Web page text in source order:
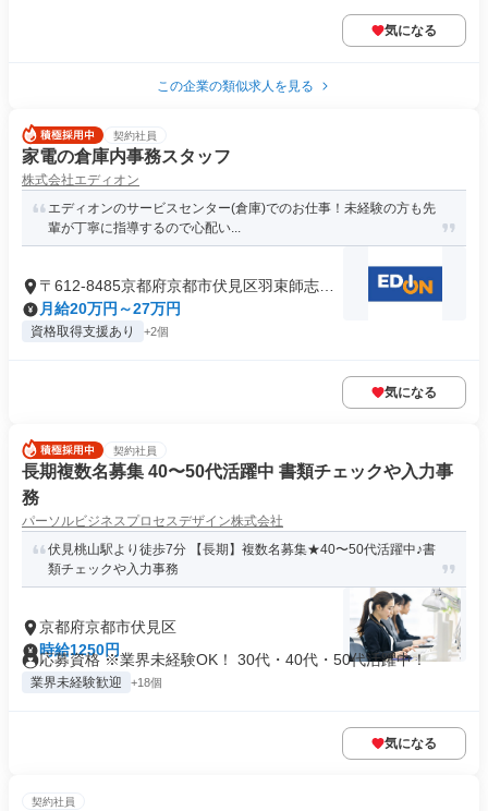
気になる
この企業の類似求人を見る
契約社員
家電の倉庫内事務スタッフ
株式会社エディオン
エディオンのサービスセンター(倉庫)でのお仕事！未経験の方も先
輩が丁寧に指導するので心配い...
〒612-8485京都府京都市伏見区羽束師志水
町
月給20万円～27万円
資格取得支援あり +2個
気になる
契約社員
長期複数名募集 40〜50代活躍中 書類チェックや入力事
務
パーソルビジネスプロセスデザイン株式会社
伏見桃山駅より徒歩7分 【長期】複数名募集★40〜50代活躍中♪書
類チェックや入力事務
京都府京都市伏見区
時給1250円
応募資格 ※業界未経験OK！ 30代・40代・50代活躍中！
業界未経験歓迎 +18個
気になる
契約社員